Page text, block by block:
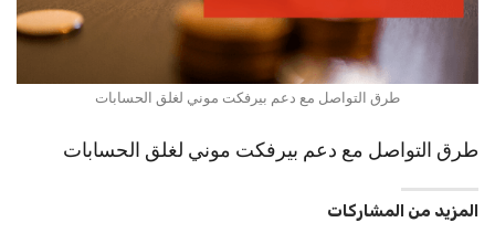
طرق التواصل مع دعم بيرفكت موني لغلق الحسابات
طرق التواصل مع دعم بيرفكت موني لغلق الحسابات
المزيد من المشاركات